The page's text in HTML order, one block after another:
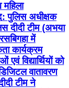
पुलिस अधीक्षक
दीदी टीम (अभया
में
कार्यक्रम
विद्यार्थियों को
वातावरण
टीम ने